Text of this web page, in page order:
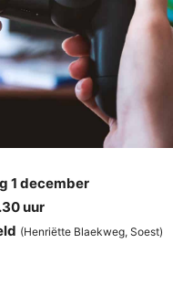
1 december
uur
(Henriëtte Blaekweg, Soest)